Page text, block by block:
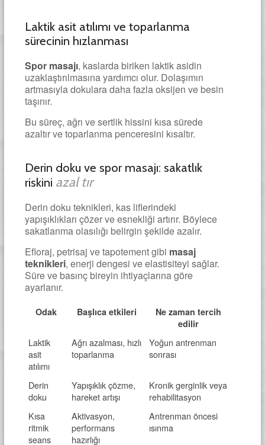
Laktik asit atılımı ve toparlanma
sürecinin hızlanması
Spor masajı, kaslarda biriken laktik asidin
uzaklaştırılmasına yardımcı olur. Dolaşımın
artmasıyla dokulara daha fazla oksijen ve besin
taşınır.
Bu süreç, ağrı ve sertlik hissini kısa sürede
azaltır ve toparlanma penceresini kısaltır.
Derin doku ve spor masajı: sakatlık
riskini azal tır
Derin doku teknikleri, kas liflerindeki
yapışıklıkları çözer ve esnekliği artırır. Böylece
sakatlanma olasılığı belirgin şekilde azalır.
Efloraj, petrisaj ve tapotement gibi masaj
teknikleri, enerji dengesi ve elastisiteyi sağlar.
Süre ve basınç bireyin ihtiyaçlarına göre
ayarlanır.
Odak Başlıca etkileri
Ne zaman tercih
edilir
Laktik
asit
atılımı
Ağrı azalması, hızlı
toparlanma
Yoğun antrenman
sonrası
Derin
doku
Yapışıklık çözme,
hareket artışı
Kronik gerginlik veya
rehabilitasyon
Kısa
ritmik
seans
Aktivasyon,
performans
hazırlığı
Antrenman öncesi
ısınma